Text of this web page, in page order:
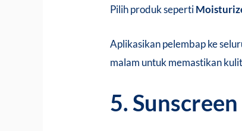
Pilih produk seperti
Aplikasikan pelembap ke
malam untuk memastikan
5.